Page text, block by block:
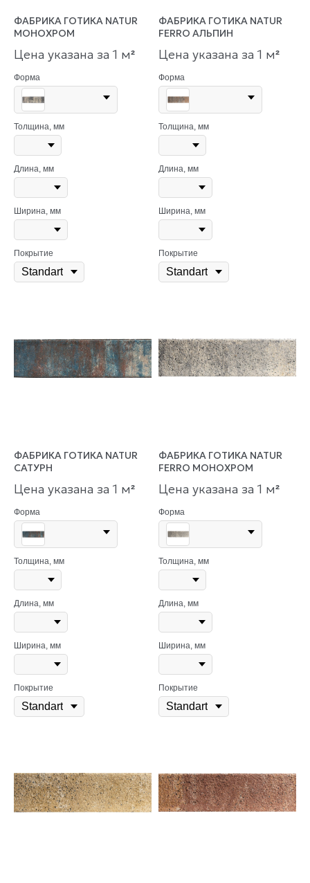
ФАБРИКА ГОТИКА NATUR
МОНОХРОМ
Цена указана за 1 м²
Форма
Толщина, мм
Длина, мм
Ширина, мм
Покрытие
ФАБРИКА ГОТИКА NATUR
FERRO АЛЬПИН
Цена указана за 1 м²
Форма
Толщина, мм
Длина, мм
Ширина, мм
Покрытие
ФАБРИКА ГОТИКА NATUR
САТУРН
Цена указана за 1 м²
Форма
Толщина, мм
Длина, мм
Ширина, мм
Покрытие
ФАБРИКА ГОТИКА NATUR
FERRO МОНОХРОМ
Цена указана за 1 м²
Форма
Толщина, мм
Длина, мм
Ширина, мм
Покрытие